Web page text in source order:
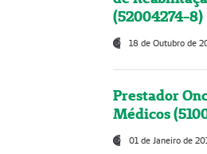
(52004274-8)
18 de Outubro de
Prestador
Médicos
01 de Janeiro de